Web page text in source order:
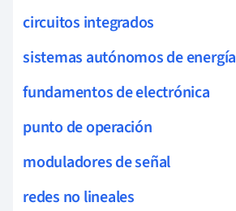
circuitos integrados
sistemas autónomos de energía
fundamentos de electrónica
punto de operación
moduladores de señal
redes no lineales